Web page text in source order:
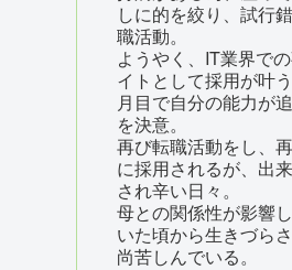
しに的を絞り、試行
職活動。
ようやく、IT業界で
イトとして採用が叶
月目で自分の能力が
を決意。
再び転職活動をし、
に採用されるが、出
され辛い日々。
母との関係性が影響
いた頃から生きづら
尚苦しんでいる。